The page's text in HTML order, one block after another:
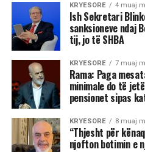
KRYESORE 4 muaj
Ish Sekretari
sanksioneve ndaj
tij, jo të SHBA
KRYESORE 7 muaj
Rama: Paga
minimale do të
pensionet sipas
KRYESORE 8 muaj
“Thjesht për
njofton botimin e